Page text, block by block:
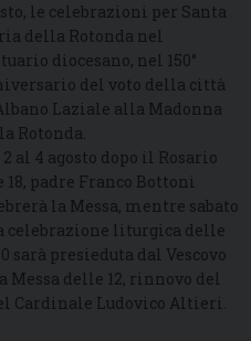
le celebrazioni per Santa
della Rotonda nel
diocesano, nel 150°
del voto della città
Laziale alla Madonna
Rotonda.
2 al 4 agosto dopo il Rosario
18, padre Franco Bottoni
la Messa, mentre sabato
celebrazione liturgica delle
sarà presieduta dal Vescovo
Messa delle 12, rinnovo del
Cardinale Ludovico Altieri.